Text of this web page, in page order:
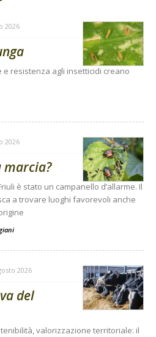
2026
resistenza agli insetticidi creano
2026
marcia?
è stato un campanello d’allarme. Il
a trovare luoghi favorevoli anche
2026
del
valorizzazione territoriale: il